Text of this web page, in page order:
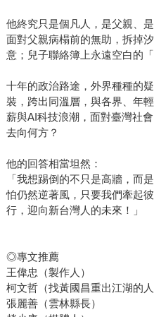
他終究只是個凡人，是父親、是
面對父親病榻前的無助，拆掉
意；兒子聯絡簿上永遠空白的
十年的政治路途，外界種種的
裝，跨出同溫層，與各界、年
薪與AI科技浪潮，面對臺灣社
去向何方？
他的回答相當坦然：
「我想踢倒的不只是高牆，而
怕仍然逆著風，只要我們牽起
行，迎向新台灣人的未來！」
◎專文推薦
王偉忠（製作人）
柯文哲（找黃國昌重出江湖的人
張麗善（雲林縣長）